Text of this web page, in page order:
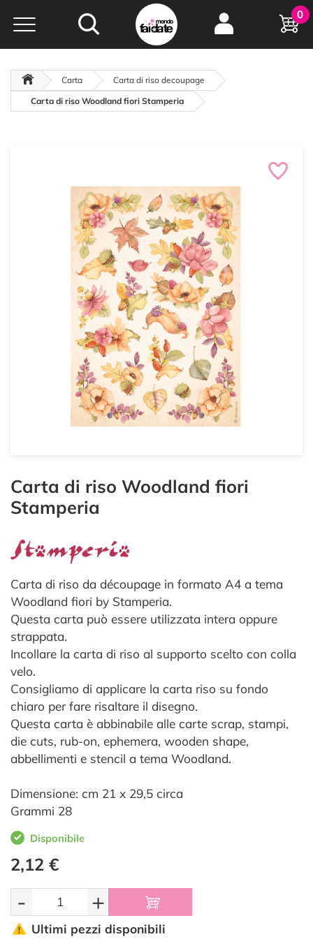
Hobby e
creatività...
oltre 15 anni online
0
Carta
Carta di riso decoupage
Carta di riso Woodland fiori Stamperia
Carta di riso Woodland fiori
Stamperia
Carta di riso da découpage in formato A4 a tema
Woodland fiori by Stamperia.
Questa carta può essere utilizzata intera oppure
strappata.
Incollare la carta di riso al supporto scelto con colla
velo.
Consigliamo di applicare la carta riso su fondo
chiaro per fare risaltare il disegno.
Questa carta è abbinabile alle carte scrap, stampi,
die cuts, rub-on, ephemera, wooden shape,
abbellimenti e stencil a tema Woodland.
Dimensione: cm 21 x 29,5 circa
Grammi 28
Disponibile
2,12 €
- +
Ultimi pezzi disponibili